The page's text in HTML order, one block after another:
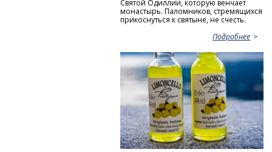
Святой Одиллии, которую венчает
монастырь. Паломников, стремящихся
прикоснуться к святыне, не счесть.
Подробнее